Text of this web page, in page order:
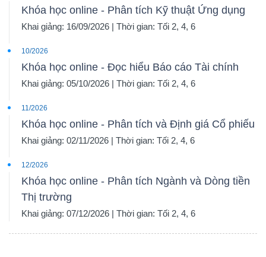
Khóa học online - Phân tích Kỹ thuật Ứng dụng
Khai giảng: 16/09/2026 | Thời gian: Tối 2, 4, 6
10/2026
Khóa học online - Đọc hiểu Báo cáo Tài chính
Khai giảng: 05/10/2026 | Thời gian: Tối 2, 4, 6
11/2026
Khóa học online - Phân tích và Định giá Cổ phiếu
Khai giảng: 02/11/2026 | Thời gian: Tối 2, 4, 6
12/2026
Khóa học online - Phân tích Ngành và Dòng tiền
Thị trường
Khai giảng: 07/12/2026 | Thời gian: Tối 2, 4, 6